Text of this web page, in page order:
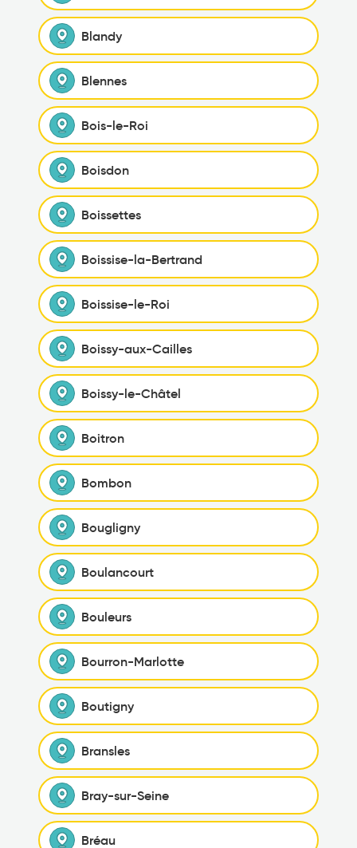
Blandy
Blennes
Bois-le-Roi
Boisdon
Boissettes
Boissise-la-Bertrand
Boissise-le-Roi
Boissy-aux-Cailles
Boissy-le-Châtel
Boitron
Bombon
Bougligny
Boulancourt
Bouleurs
Bourron-Marlotte
Boutigny
Bransles
Bray-sur-Seine
Bréau